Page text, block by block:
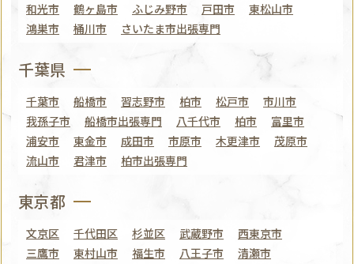
和光市
鶴ヶ島市 ふじみ野市 戸田市
東松山市
鴻巣市
桶川市 さいたま市出張専門
千葉県
千葉市 船橋市 習志野市 柏市 松戸市
市川市
我孫子市
船橋市出張専門 八千代市 柏市
富里市
浦安市
東金市 成田市 市原市 木更津市
茂原市
流山市
君津市 柏市出張専門
東京都
文京区 千代田区 杉並区 武蔵野市
西東京市
三鷹市
東村山市 福生市 八王子市
清瀬市